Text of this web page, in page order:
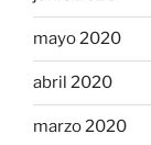
mayo 2020
abril 2020
marzo 2020